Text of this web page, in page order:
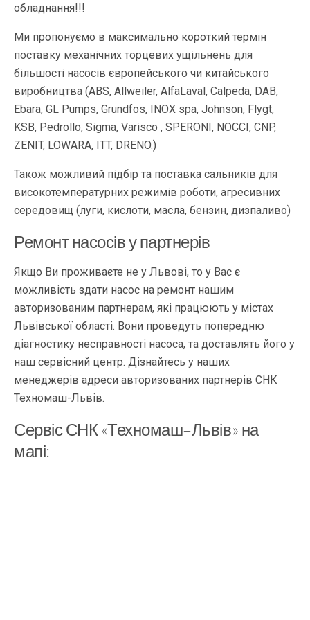
обладнання!!!
Ми пропонуємо в максимально короткий термін
поставку механічних торцевих ущільнень для
більшості насосів європейського чи китайського
виробництва (ABS, Allweiler, AlfaLaval, Calpeda, DAB,
Ebara, GL Pumps, Grundfos, INOX spa, Johnson, Flygt,
KSB, Pedrollo, Sigma, Varisco , SPERONI, NOCCI, CNP,
ZENIT, LOWARA, ITT, DRENO.)
Також можливий підбір та поставка сальників для
високотемпературних режимів роботи, агресивних
середовищ (луги, кислоти, масла, бензин, дизпаливо)
Ремонт насосів у партнерів
Якщо Ви проживаєте не у Львові, то у Вас є
можливість здати насос на ремонт нашим
авторизованим партнерам, які працюють у містах
Львівської області. Вони проведуть попередню
діагностику несправності насоса, та доставлять його у
наш сервісний центр. Дізнайтесь у наших
менеджерів адреси авторизованих партнерів СНК
Техномаш-Львів.
Сервіс СНК «Техномаш–Львів» на
мапі: